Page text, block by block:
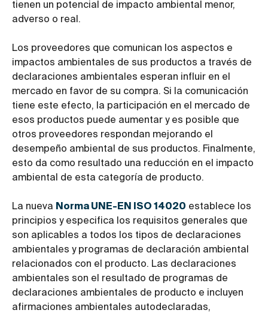
tienen un potencial de impacto ambiental menor,
adverso o real.
Los proveedores que comunican los aspectos e
impactos ambientales de sus productos a través de
declaraciones ambientales esperan influir en el
mercado en favor de su compra. Si la comunicación
tiene este efecto, la participación en el mercado de
esos productos puede aumentar y es posible que
otros proveedores respondan mejorando el
desempeño ambiental de sus productos. Finalmente,
esto da como resultado una reducción en el impacto
ambiental de esta categoría de producto.
La nueva Norma UNE-EN ISO 14020 establece los
principios y especifica los requisitos generales que
son aplicables a todos los tipos de declaraciones
ambientales y programas de declaración ambiental
relacionados con el producto. Las declaraciones
ambientales son el resultado de programas de
declaraciones ambientales de producto e incluyen
afirmaciones ambientales autodeclaradas,